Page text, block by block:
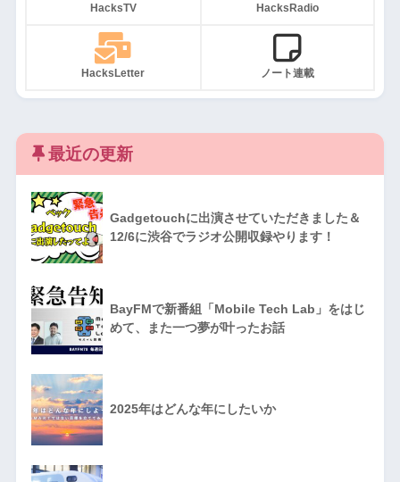
HacksTV HacksRadio
HacksLetter ノート連載
最近の更新
Gadgetouchに出演させていただきました＆
12/6に渋谷でラジオ公開収録やります！
BayFMで新番組「Mobile Tech Lab」をはじ
めて、また一つ夢が叶ったお話
2025年はどんな年にしたいか